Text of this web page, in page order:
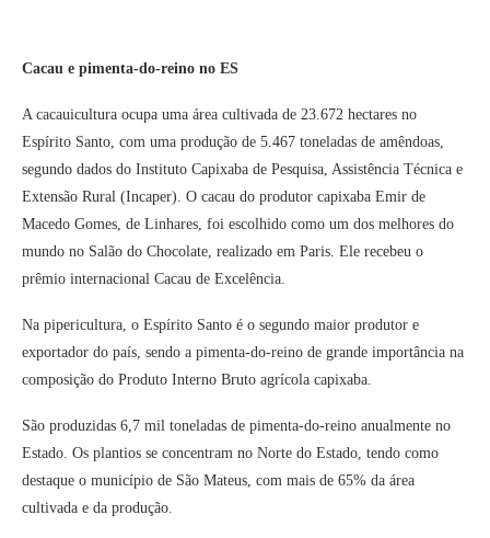
Cacau e pimenta-do-reino no ES
A cacauicultura ocupa uma área cultivada de 23.672 hectares no
Espírito Santo, com uma produção de 5.467 toneladas de amêndoas,
segundo dados do Instituto Capixaba de Pesquisa, Assistência Técnica e
Extensão Rural (Incaper). O cacau do produtor capixaba Emir de
Macedo Gomes, de Linhares, foi escolhido como um dos melhores do
mundo no Salão do Chocolate, realizado em Paris. Ele recebeu o
prêmio internacional Cacau de Excelência.
Na pipericultura, o Espírito Santo é o segundo maior produtor e
exportador do país, sendo a pimenta-do-reino de grande importância na
composição do Produto Interno Bruto agrícola capixaba.
São produzidas 6,7 mil toneladas de pimenta-do-reino anualmente no
Estado. Os plantios se concentram no Norte do Estado, tendo como
destaque o município de São Mateus, com mais de 65% da área
cultivada e da produção.